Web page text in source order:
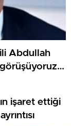
Abdullah
işaret ettiği